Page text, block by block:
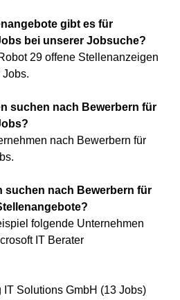
gibt es für
bei unserer Jobsuche?
29 offene Stellenanzeigen
Jobs.
suchen nach Bewerbern für
nach Bewerbern für
suchen nach Bewerbern für
folgende Unternehmen
IT Berater
IT Solutions GmbH (13 Jobs)